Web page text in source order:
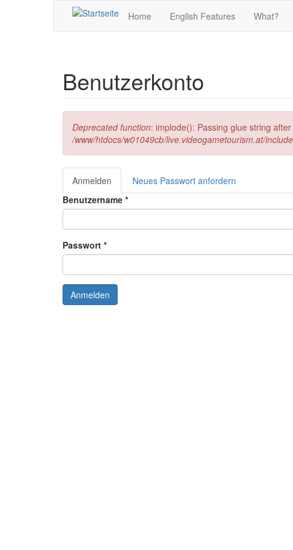
Home
English Features What?
Benutzerkonto
Fehlermeldung
Deprecated function: implode(): Passing glue string
/www/htdocs/w01049cb/live.videogametourism.at/
Haupt-Reiter
Anmelden (aktiver
Reiter)
Neues Passwort anfordern
Benutzername *
Passwort *
Anmelden